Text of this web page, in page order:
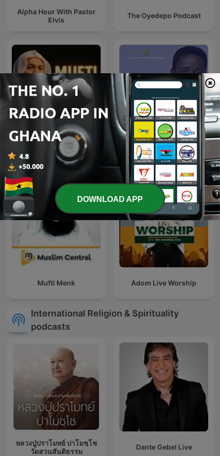
Alpha Hour With Pastor
Elvis
The Oyedepo Podcast
Mufti Menk Podcast Evangelist Akwasi Awuah
Mufti Menk Adom Live Worship
International Religion & Spirituality
podcasts
หลวงปู่ปราโมทย์ ปาโมชฺโช
วัดสวนสันติธรรม
Dante Gebel Live
DOWNLOAD APP